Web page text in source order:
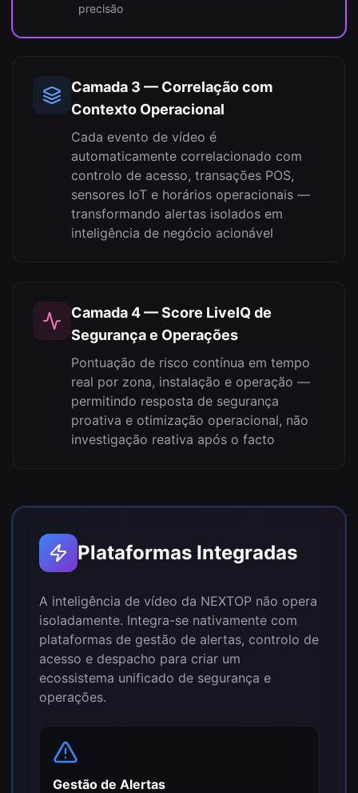
precisão
Camada 3 — Correlação com
Contexto Operacional
Cada evento de vídeo é
automaticamente correlacionado com
controlo de acesso, transações POS,
sensores IoT e horários operacionais —
transformando alertas isolados em
inteligência de negócio acionável
Camada 4 — Score LiveIQ de
Segurança e Operações
Pontuação de risco contínua em tempo
real por zona, instalação e operação —
permitindo resposta de segurança
proativa e otimização operacional, não
investigação reativa após o facto
Plataformas Integradas
A inteligência de vídeo da NEXTOP não opera
isoladamente. Integra-se nativamente com
plataformas de gestão de alertas, controlo de
acesso e despacho para criar um
ecossistema unificado de segurança e
operações.
Gestão de Alertas